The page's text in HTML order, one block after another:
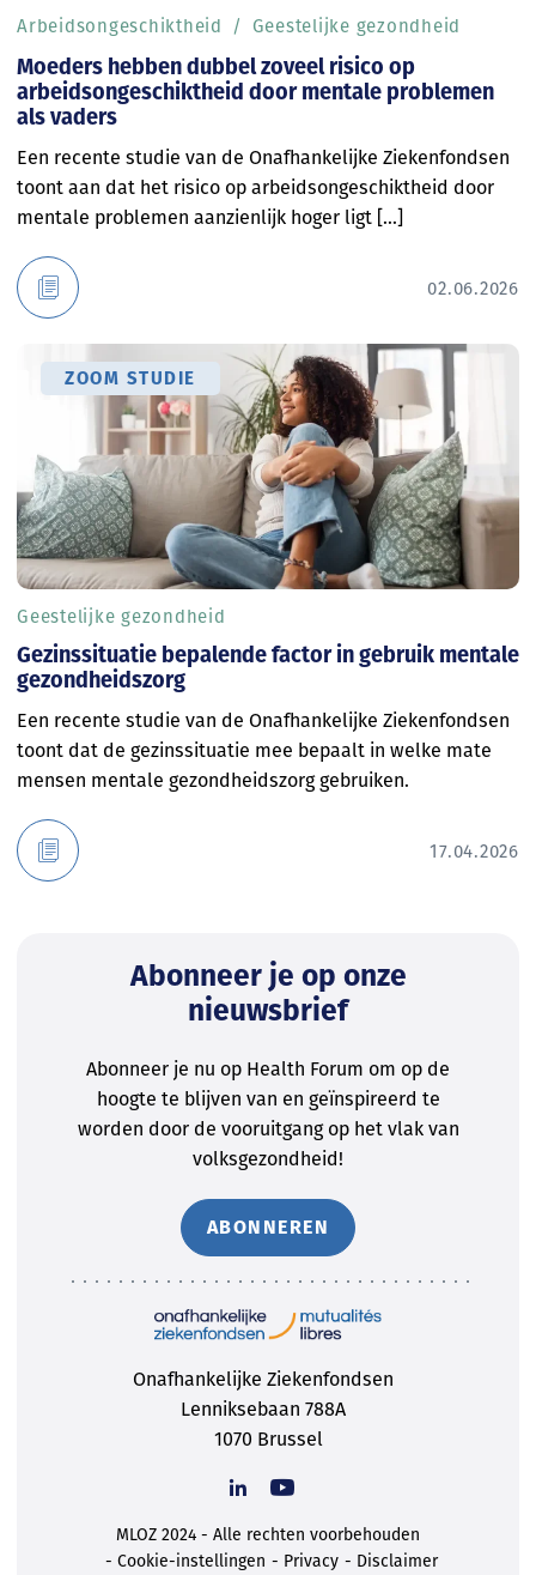
Moeders hebben dubbel zoveel risico op
arbeidsongeschiktheid door mentale problemen
als vaders
Een recente studie van de Onafhankelijke Ziekenfondsen
toont aan dat het risico op arbeidsongeschiktheid door
mentale problemen aanzienlijk hoger ligt [...]
Arbeidsongeschiktheid Geestelijke gezondheid
02.06.2026
Gezinssituatie bepalende factor in gebruik mentale
gezondheidszorg
ZOOM STUDIE
Een recente studie van de Onafhankelijke Ziekenfondsen
toont dat de gezinssituatie mee bepaalt in welke mate
mensen mentale gezondheidszorg gebruiken.
Geestelijke gezondheid
17.04.2026
Abonneer je op onze
nieuwsbrief
Abonneer je nu op Health Forum om op de
hoogte te blijven van en geïnspireerd te
worden door de vooruitgang op het vlak van
volksgezondheid!
ABONNEREN
Onafhankelijke Ziekenfondsen
Lenniksebaan 788A
1070 Brussel
MLOZ 2024 - Alle rechten voorbehouden
Cookie-instellingen
Privacy Disclaimer